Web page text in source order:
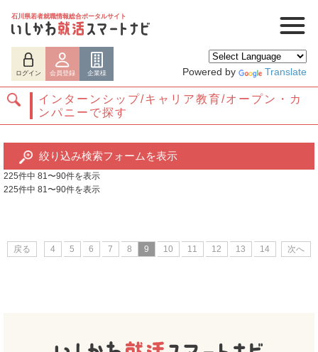
石川県若者就職情報総合ポータルサイト
ログイン 会員登録 企業様 Powered by Translate
インターンシップ/キャリア教育/オープン・カ
ンパニーで探す
絞り込み検索フォームを表示
225件中 81〜90件を表示
225件中 81〜90件を表示
戻る 4 5 6 7 8 9 10 11 12 13 14 次へ